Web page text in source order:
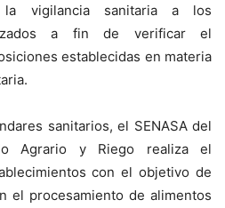
la vigilancia sanitaria a los
a fin de verificar el
establecidas en materia
sanitarios, el SENASA del
Agrario y Riego realiza el
con el objetivo de
el procesamiento de alimentos